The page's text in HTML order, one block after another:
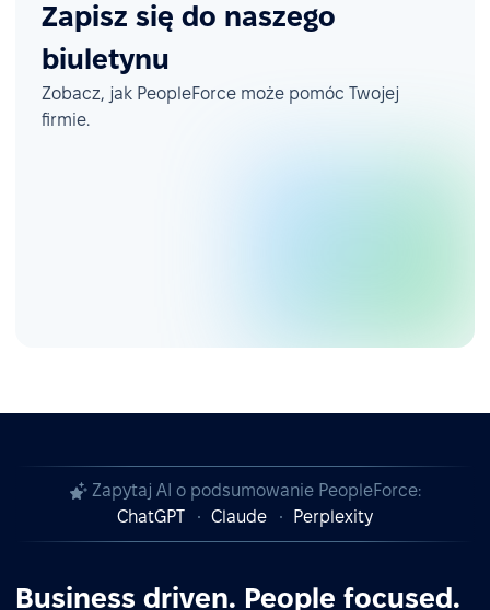
Zapisz się do naszego
biuletynu
Zobacz, jak PeopleForce może pomóc Twojej
firmie.
Zapytaj AI o podsumowanie PeopleForce:
ChatGPT
Claude Perplexity
Business driven. People focused.